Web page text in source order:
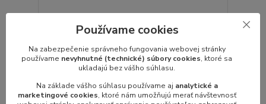
Vákuová balička ECO ELIX
Produkto...
430,00 €bez DPH
Používame cookies
Na zabezpečenie správneho fungovania webovej stránky
používame nevyhnutné (technické) súbory cookies, ktoré sa
ukladajú bez vášho súhlasu.
Na základe vášho súhlasu používame aj analytické a
marketingové cookies, ktoré nám umožňujú merať návštevnosť